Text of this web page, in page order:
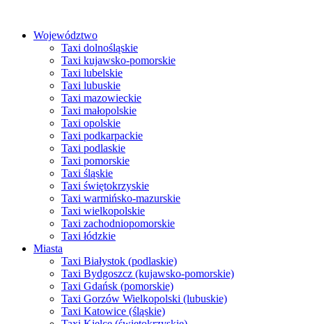
treści
Województwo
Taxi dolnośląskie
Taxi kujawsko-pomorskie
Taxi lubelskie
Taxi lubuskie
Taxi mazowieckie
Taxi małopolskie
Taxi opolskie
Taxi podkarpackie
Taxi podlaskie
Taxi pomorskie
Taxi śląskie
Taxi świętokrzyskie
Taxi warmińsko-mazurskie
Taxi wielkopolskie
Taxi zachodniopomorskie
Taxi łódzkie
Miasta
Taxi Białystok (podlaskie)
Taxi Bydgoszcz (kujawsko-pomorskie)
Taxi Gdańsk (pomorskie)
Taxi Gorzów Wielkopolski (lubuskie)
Taxi Katowice (śląskie)